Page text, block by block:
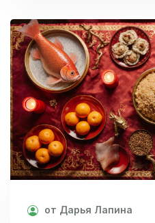
от Дарья Лапина